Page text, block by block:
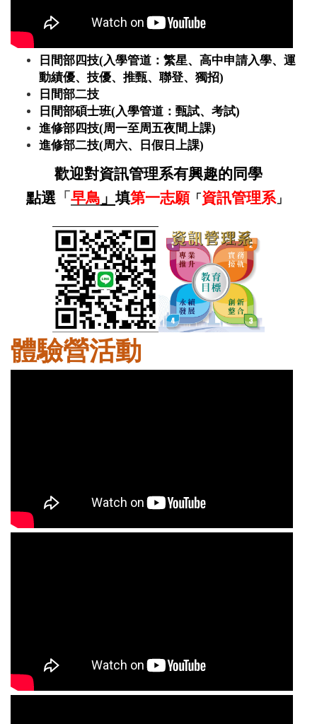
日間部四技(入學管道：繁星、高中申請入學、運
動績優、技優、推甄、聯登、獨招)
日間部二技
日間部碩士班(入學管道：甄試、考試)
進修部四技(周一至周五夜間上課)
進修部二技(周六、日假日上課)
歡迎對資訊管理系有興趣的同學
點選 「 早鳥 」填第一志願 「 資訊管理系 」
體驗營活動